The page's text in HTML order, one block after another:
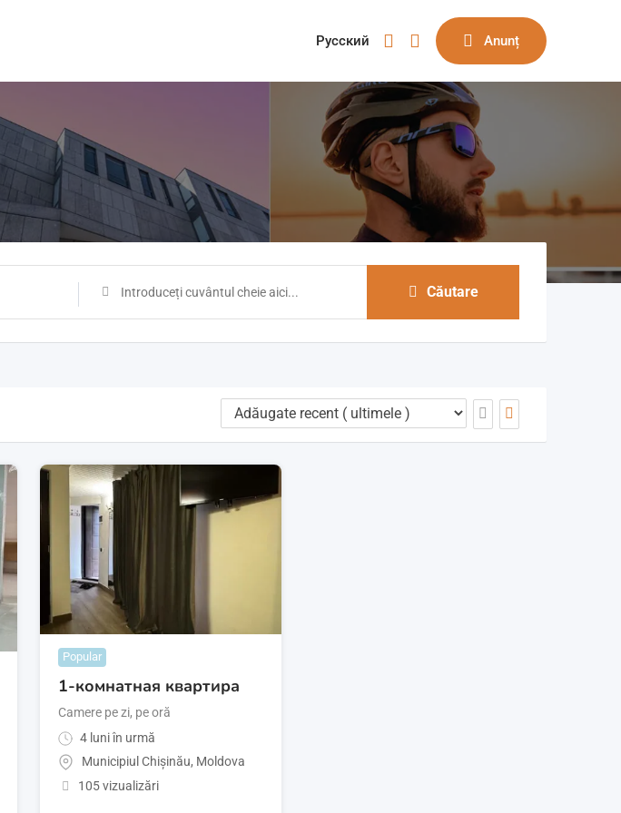
Русский Anunț
Căutare
Popular
1-комнатная квартира
Camere pe zi, pe oră
4 luni în urmă
Municipiul Chișinău, Moldova
105 vizualizări